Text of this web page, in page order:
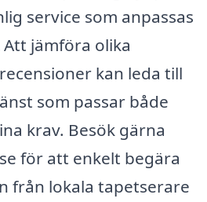
service som anpassas
jämföra olika
kan leda till
som passar både
krav. Besök gärna
för att enkelt begära
från lokala tapetserare